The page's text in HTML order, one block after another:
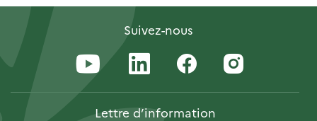
Suivez-nous
Lettred’information